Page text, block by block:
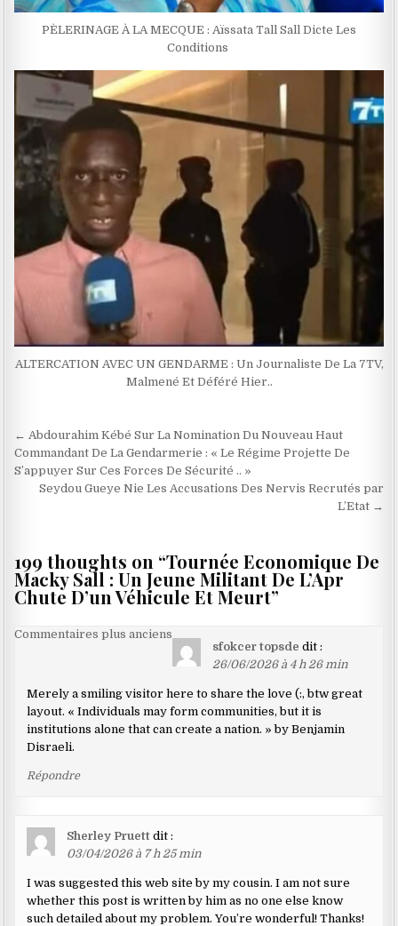
PÈLERINAGE À LA MECQUE : Aïssata Tall Sall Dicte Les
Conditions
ALTERCATION AVEC UN GENDARME : Un Journaliste De La 7TV,
Malmené Et Déféré Hier..
Navigation
de
l’article
← Abdourahim Kébé Sur La Nomination Du Nouveau Haut
Commandant De La Gendarmerie : « Le Régime Projette De
S’appuyer Sur Ces Forces De Sécurité .. »
Seydou Gueye Nie Les Accusations Des Nervis Recrutés par
L’Etat →
199 thoughts on “Tournée Economique De
Macky Sall : Un Jeune Militant De L’Apr
Chute D’un Véhicule Et Meurt”
Navigation
les
commentaires
Commentaires plus anciens
sfokcer topsde dit :
26/06/2026 à 4 h 26 min
Merely a smiling visitor here to share the love (:, btw great
layout. « Individuals may form communities, but it is
institutions alone that can create a nation. » by Benjamin
Disraeli.
Répondre
Sherley Pruett dit :
03/04/2026 à 7 h 25 min
I was suggested this web site by my cousin. I am not sure
whether this post is written by him as no one else know
such detailed about my problem. You’re wonderful! Thanks!